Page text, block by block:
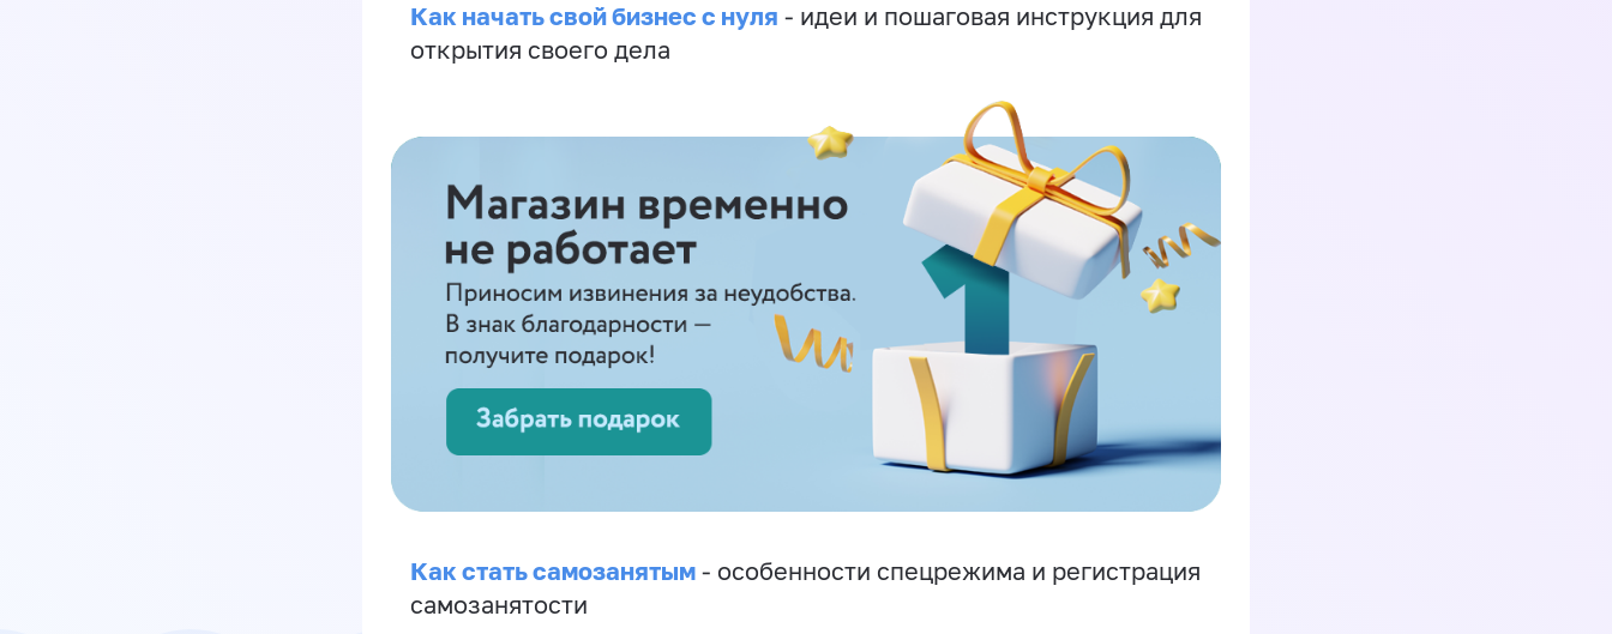
Как начать свой бизнес с нуля - идеи и пошаговая инструкция для
открытия своего дела
Как стать самозанятым - особенности спецрежима и регистрация
самозанятости